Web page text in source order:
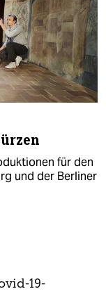
für den
und der Berliner
19-